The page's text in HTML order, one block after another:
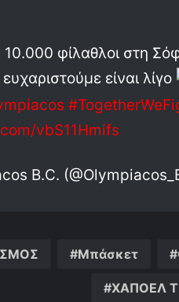
10.000 φίλαθλοι στη
είναι λίγο
vbS11Hmifs
B.C.
Μπάσκετ
ΧΑΠΟΕΛ